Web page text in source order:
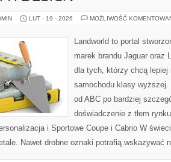
LUT - 19 - 2026 MOŻLIWOŚĆ
Landworld to portal
marek brandu Jaguar oraz
dla tych, którzy chcą lepiej
samochodu klasy
od ABC po bardziej
doświadczenie z tłem
i Sportowe Coupe i Cabrio W
Nawet drobne oznaki potrafią wskazywać